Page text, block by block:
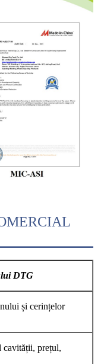
DTG
și cerințelor
cavității, prețul,